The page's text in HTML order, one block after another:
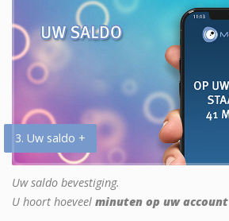
3. Uw saldo +
Uw saldo bevestiging.
U hoort hoeveel minuten op uw account